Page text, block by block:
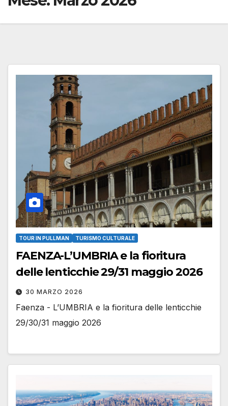
TOUR IN PULLMAN TURISMO CULTURALE
FAENZA-L’UMBRIA e la fioritura
delle lenticchie 29/31 maggio 2026
30 MARZO 2026
Faenza - L’UMBRIA e la fioritura delle lenticchie
29/30/31 maggio 2026